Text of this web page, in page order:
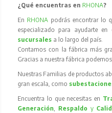
¿Qué encuentras en RHONA?
En RHONA podrás encontrar lo
especializado para ayudarte
sucursales a lo largo del país.
Contamos con la fábrica más
Gracias a nuestra fábrica
Nuestras Familias de productos
gran escala, como
Encuentra lo que necesitas en
Generación, Respaldo y